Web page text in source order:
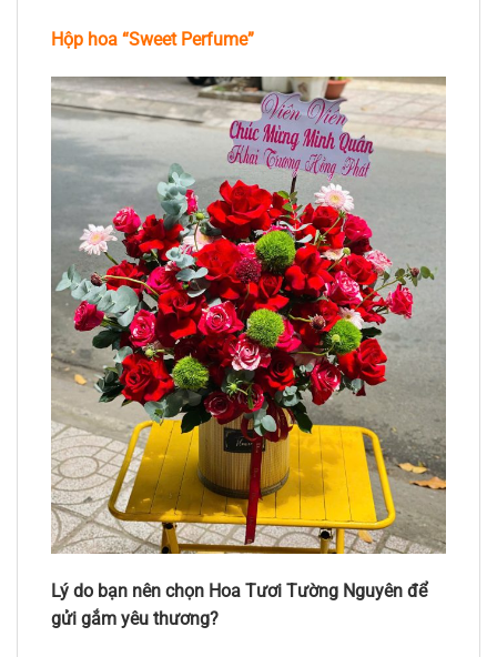
Hộp hoa “Sweet Perfume”
Lý do bạn nên chọn Hoa Tươi Tường Nguyên để
gửi gắm yêu thương?